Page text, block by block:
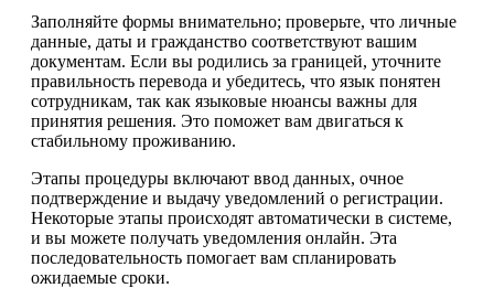
Заполняйте формы внимательно; проверьте, что личные
данные, даты и гражданство соответствуют вашим
документам. Если вы родились за границей, уточните
правильность перевода и убедитесь, что язык понятен
сотрудникам, так как языковые нюансы важны для
принятия решения. Это поможет вам двигаться к
стабильному проживанию.
Этапы процедуры включают ввод данных, очное
подтверждение и выдачу уведомлений о регистрации.
Некоторые этапы происходят автоматически в системе,
и вы можете получать уведомления онлайн. Эта
последовательность помогает вам спланировать
ожидаемые сроки.